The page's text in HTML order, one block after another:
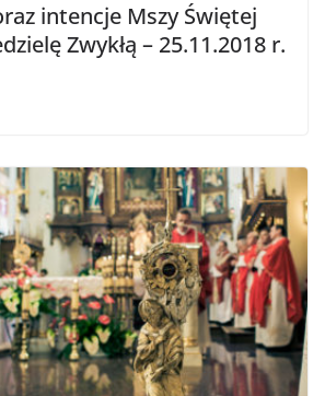
intencje Mszy Świętej
Zwykłą – 25.11.2018 r.